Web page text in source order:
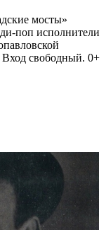
мосты»
поп исполнители
Вход свободный. 0+